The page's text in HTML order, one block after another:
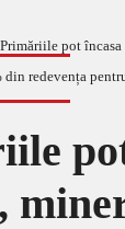
Primăriile pot